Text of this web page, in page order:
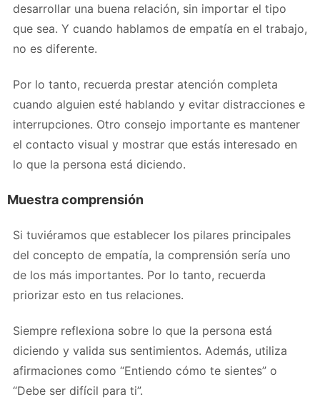
desarrollar una buena relación, sin importar el tipo
que sea. Y cuando hablamos de empatía en el trabajo,
no es diferente.
Por lo tanto, recuerda prestar atención completa
cuando alguien esté hablando y evitar distracciones e
interrupciones. Otro consejo importante es mantener
el contacto visual y mostrar que estás interesado en
lo que la persona está diciendo.
Muestra comprensión
Si tuviéramos que establecer los pilares principales
del concepto de empatía, la comprensión sería uno
de los más importantes. Por lo tanto, recuerda
priorizar esto en tus relaciones.
Siempre reflexiona sobre lo que la persona está
diciendo y valida sus sentimientos. Además, utiliza
afirmaciones como “Entiendo cómo te sientes” o
“Debe ser difícil para ti”.